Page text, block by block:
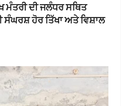
ਮੰਤਰੀ ਦੀ ਜਲੰਧਰ ਸਥਿਤ
ਹੋਰ ਤਿੱਖਾ ਅਤੇ ਵਿਸ਼ਾਲ